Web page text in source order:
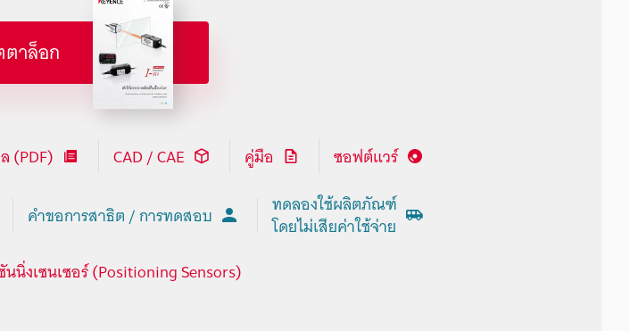
าล็อก
(PDF) CAD / CAE คู่มือ ซอฟต์แวร์
คำขอการสาธิต / การทดสอบ
ทดลองใช้ผลิตภัณฑ์
โดยไม่เสียค่าใช้จ่าย
นิ่งเซนเซอร์ (Positioning Sensors)